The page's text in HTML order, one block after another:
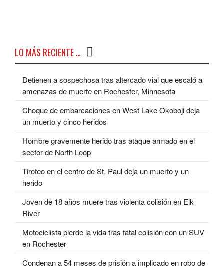
LO MÁS RECIENTE …
Detienen a sospechosa tras altercado vial que escaló a
amenazas de muerte en Rochester, Minnesota
Choque de embarcaciones en West Lake Okoboji deja
un muerto y cinco heridos
Hombre gravemente herido tras ataque armado en el
sector de North Loop
Tiroteo en el centro de St. Paul deja un muerto y un
herido
Joven de 18 años muere tras violenta colisión en Elk
River
Motociclista pierde la vida tras fatal colisión con un SUV
en Rochester
Condenan a 54 meses de prisión a implicado en robo de